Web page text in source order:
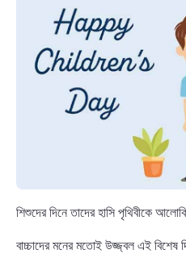
শিশুদের দিনে তাদের হাসি পৃথিবীকে
বাচ্চাদের মনের মতোই উজ্জ্বল এই বিশেষ